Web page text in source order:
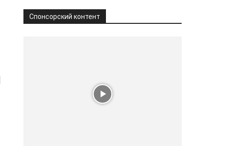
Спонсорский контент